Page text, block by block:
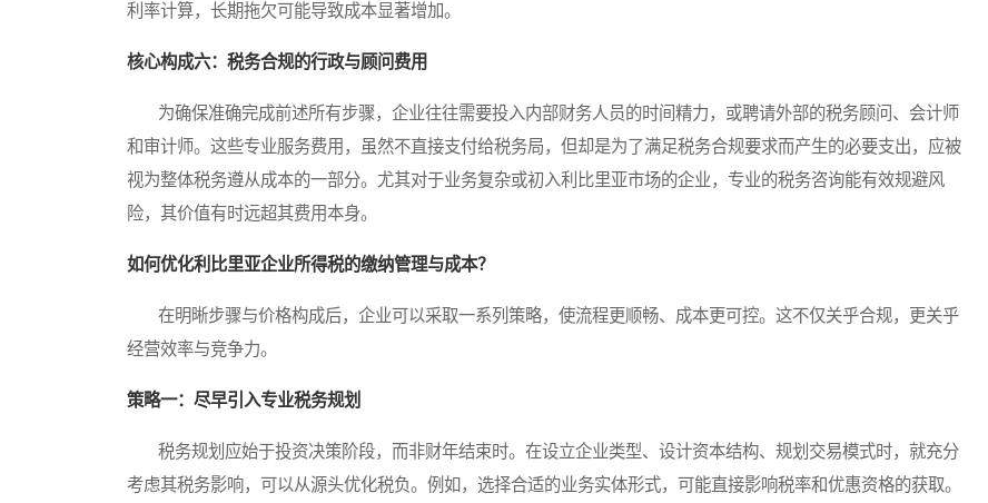
利率计算，长期拖欠可能导致成本显著增加。
核心构成六：税务合规的行政与顾问费用
为确保准确完成前述所有步骤，企业往往需要投入内部财务人员的时间精力，或聘请外部的税务顾问、会计师
和审计师。这些专业服务费用，虽然不直接支付给税务局，但却是为了满足税务合规要求而产生的必要支出，应被
视为整体税务遵从成本的一部分。尤其对于业务复杂或初入利比里亚市场的企业，专业的税务咨询能有效规避风
险，其价值有时远超其费用本身。
如何优化利比里亚企业所得税的缴纳管理与成本？
在明晰步骤与价格构成后，企业可以采取一系列策略，使流程更顺畅、成本更可控。这不仅关乎合规，更关乎
经营效率与竞争力。
策略一：尽早引入专业税务规划
税务规划应始于投资决策阶段，而非财年结束时。在设立企业类型、设计资本结构、规划交易模式时，就充分
考虑其税务影响，可以从源头优化税负。例如，选择合适的业务实体形式，可能直接影响税率和优惠资格的获取。